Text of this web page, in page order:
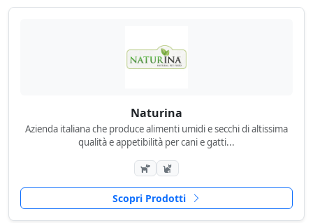
Naturina
Azienda italiana che produce alimenti umidi e secchi di altissima
qualità e appetibilità per cani e gatti...
Scopri Prodotti